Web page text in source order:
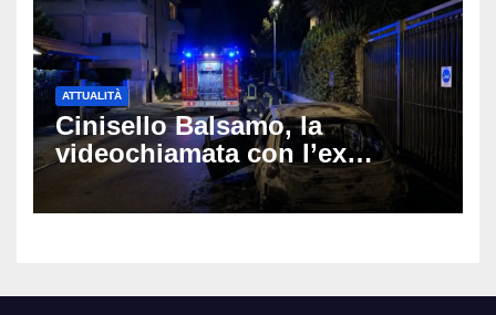
ATTUALITÀ
Cinisello Balsamo, la
videochiamata con l’ex
fidanzata e il dramma: 35enne
lotta tra la vita e la morte